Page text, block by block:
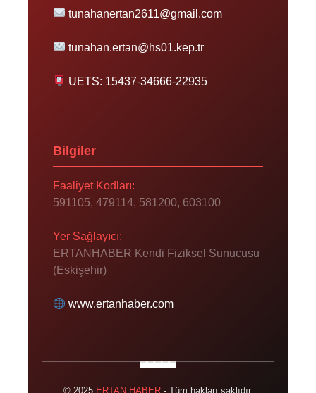
tunahanertan2611@gmail.com
tunahan.ertan@hs01.kep.tr
UETS: 15437-34666-22935
Bilgiler
Faaliyet Kodları:
591105, 479114, 581200, 603100
Yer Sağlayıcı:
ERTANHABER Kendi Fiziksel Sunucusu
(Eskişehir)
www.ertanhaber.com
© 2025 ERTAN HABER- Tüm hakları saklıdır.